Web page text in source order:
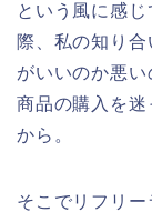
という風に感
際、私の知り
がいいのか悪
商品の購入を迷
から。
そこでリフリ